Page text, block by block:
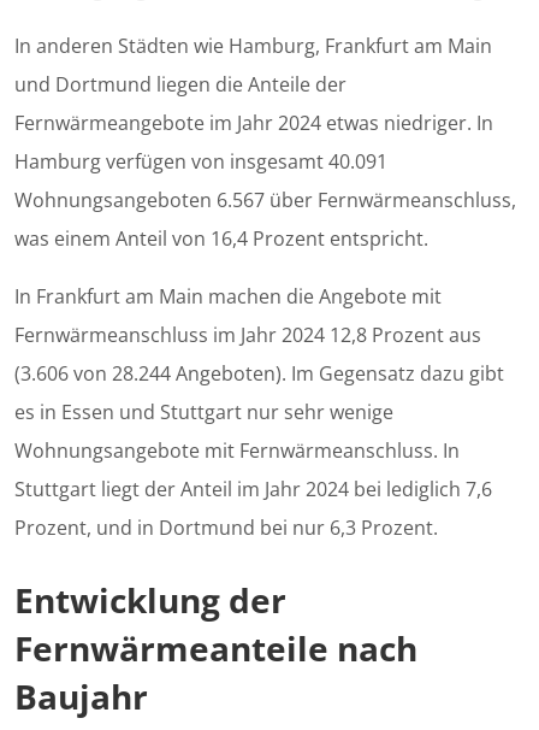
In anderen Städten wie Hamburg, Frankfurt am Main
und Dortmund liegen die Anteile der
Fernwärmeangebote im Jahr 2024 etwas niedriger. In
Hamburg verfügen von insgesamt 40.091
Wohnungsangeboten 6.567 über Fernwärmeanschluss,
was einem Anteil von 16,4 Prozent entspricht.
In Frankfurt am Main machen die Angebote mit
Fernwärmeanschluss im Jahr 2024 12,8 Prozent aus
(3.606 von 28.244 Angeboten). Im Gegensatz dazu gibt
es in Essen und Stuttgart nur sehr wenige
Wohnungsangebote mit Fernwärmeanschluss. In
Stuttgart liegt der Anteil im Jahr 2024 bei lediglich 7,6
Prozent, und in Dortmund bei nur 6,3 Prozent.
Entwicklung der
Fernwärmeanteile nach
Baujahr